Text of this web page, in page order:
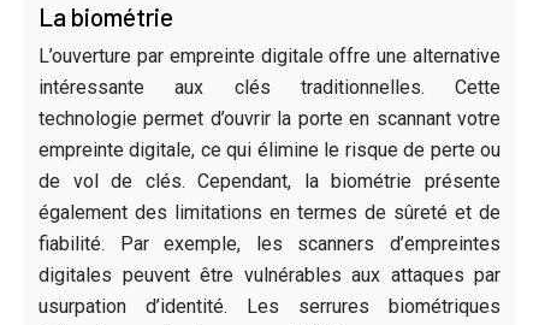
La biométrie
L’ouverture par empreinte digitale offre une alternative
intéressante aux clés traditionnelles. Cette
technologie permet d’ouvrir la porte en scannant votre
empreinte digitale, ce qui élimine le risque de perte ou
de vol de clés. Cependant, la biométrie présente
également des limitations en termes de sûreté et de
fiabilité. Par exemple, les scanners d’empreintes
digitales peuvent être vulnérables aux attaques par
usurpation d’identité. Les serrures biométriques